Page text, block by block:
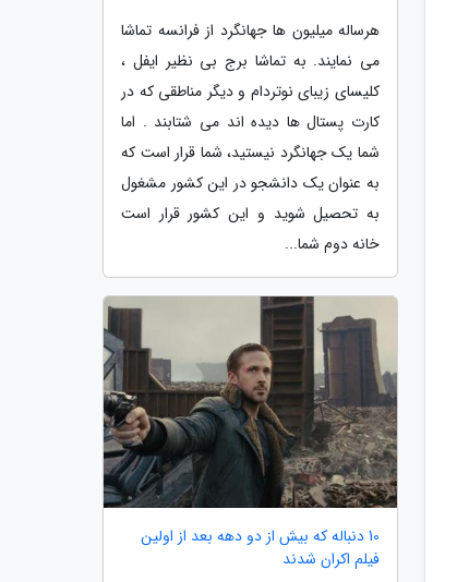
هرساله میلیون ها جهانگرد از فرانسه تماشا
می نمایند. به تماشا برج بی نظیر ایفل ،
کلیسای زیبای نوتردام و دیگر مناطقی که در
کارت پستال ها دیده اند می شتابند . اما
شما یک جهانگرد نیستید، شما قرار است که
به عنوان یک دانشجو در این کشور مشغول
به تحصیل شوید و این کشور قرار است
خانه دوم شما...
10 دنباله که بیش از دو دهه بعد از اولین
فیلم اکران شدند